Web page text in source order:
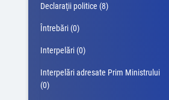
Declaraţii politice (8)
Întrebări (0)
Interpelări (0)
Interpelări adresate Prim Ministrului
(0)